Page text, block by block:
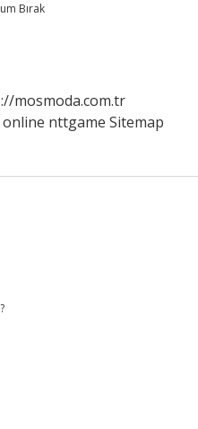
Bırak
mosmoda.com.tr
nttgame Sitemap